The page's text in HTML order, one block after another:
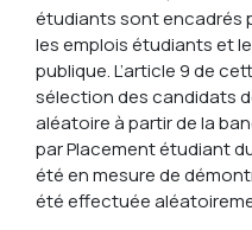
étudiants sont encadrés
les emplois étudiants et
publique. L’article 9 de
sélection des candidats
aléatoire à partir de la
par Placement étudiant du
été en mesure de
été effectuée